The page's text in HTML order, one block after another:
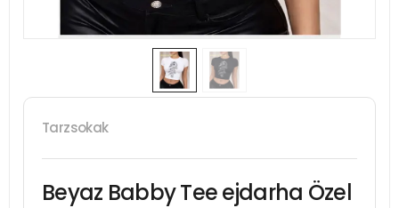
Tarzsokak
Beyaz Babby Tee ejdarha Özel